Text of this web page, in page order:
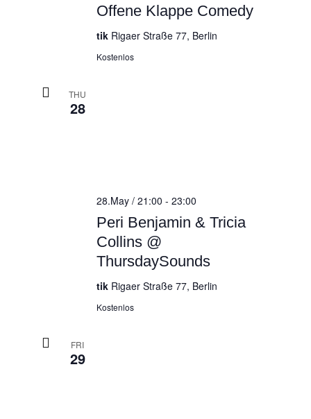
Offene Klappe Comedy
tik Rigaer Straße 77, Berlin
Kostenlos
THU
28
Peri Benjamin & Tricia
Collins @
ThursdaySounds
28.May / 21:00 - 23:00
tik Rigaer Straße 77, Berlin
Kostenlos
FRI
29